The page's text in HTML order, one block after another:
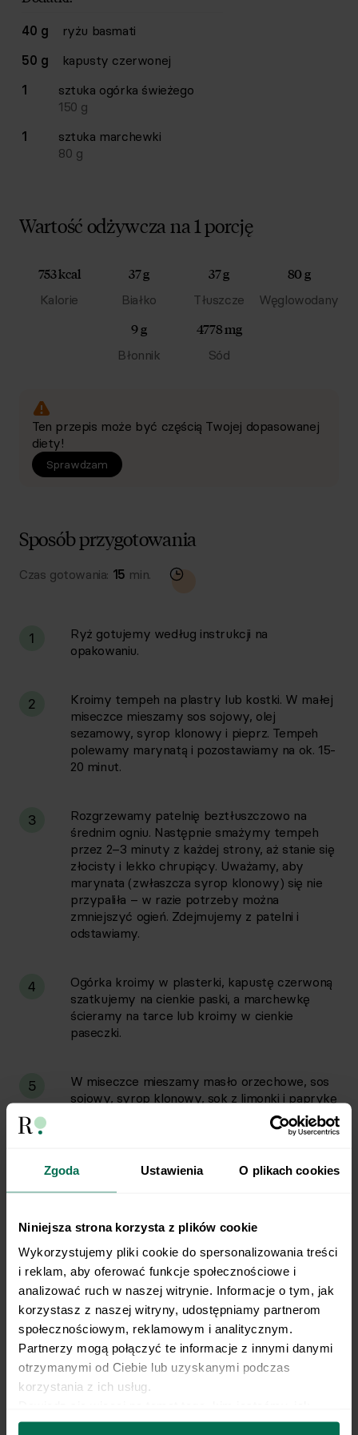
Zgoda Ustawienia O plikach cookies
Niniejsza strona korzysta z plików cookie
Wykorzystujemy pliki cookie do spersonalizowania treści
i reklam, aby oferować funkcje społecznościowe i
analizować ruch w naszej witrynie. Informacje o tym, jak
korzystasz z naszej witryny, udostępniamy partnerom
społecznościowym, reklamowym i analitycznym.
Partnerzy mogą połączyć te informacje z innymi danymi
otrzymanymi od Ciebie lub uzyskanymi podczas
korzystania z ich usług.
można się z nami skontaktować i w jaki sposób
40 g
ryżu basmati
50 g
kapusty czerwonej
1
sztuka ogórka świeżego
150 g
1
sztuka marchewki
80 g
Wartość odżywcza na 1 porcję
753 kcal
Kalorie
37 g
Białko
37 g
Tłuszcze
80 g
Węglowodany
9 g
Błonnik
4778 mg
Sód
Ten przepis może być częścią Twojej dopasowanej
diety!
Sprawdzam
Sposób przygotowania
Czas gotowania: 15 min.
1
Ryż gotujemy według instrukcji na
opakowaniu.
2
Kroimy tempeh na plastry lub kostki. W małej
miseczce mieszamy sos sojowy, olej
sezamowy, syrop klonowy i pieprz. Tempeh
polewamy marynatą i pozostawiamy na ok. 15-
20 minut.
3
Rozgrzewamy patelnię beztłuszczowo na
średnim ogniu. Następnie smażymy tempeh
przez 2–3 minuty z każdej strony, aż stanie się
złocisty i lekko chrupiący. Uważamy, aby
marynata (zwłaszcza syrop klonowy) się nie
przypaliła – w razie potrzeby można
zmniejszyć ogień. Zdejmujemy z patelni i
odstawiamy.
4
Ogórka kroimy w plasterki, kapustę czerwoną
szatkujemy na cienkie paski, a marchewkę
ścieramy na tarce lub kroimy w cienkie
paseczki.
5
W miseczce mieszamy masło orzechowe, sos
sojowy, syrop klonowy, sok z limonki i paprykę
ostrą. Stopniowo, po jednej łyżce, zaczynamy
dodawać ciepłą wodę, energicznie mieszając
porcji, aż sos uzyska gładką, lejącą, ale wciąż
kremową konsystencję (powinien być na tyle
dodajemy więcej soku z limonki (jeśli za mało
kwaśny), syropu klonowego (jeśli za mało
słodki lub zbyt kwaśny/słony) lub odrobinę
więcej sosu sojowego (jeśli brakuje mu głębi –
ostrożnie, by nie przesolić).
6
W głębokim talerzu lub misce układamy ryż,
warzywa oraz tempeh. Całość polewamy
sosem orzechowym.